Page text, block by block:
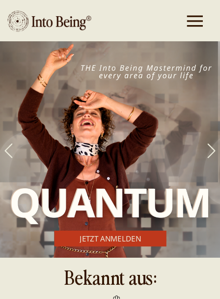
AKTUELLE
ANGEBOTE
JETZT ANMELDEN
Bekannt aus: